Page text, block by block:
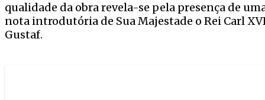
qualidade da obra revela-se pela presença de
nota introdutória de Sua Majestade o Rei Carl
Gustaf.